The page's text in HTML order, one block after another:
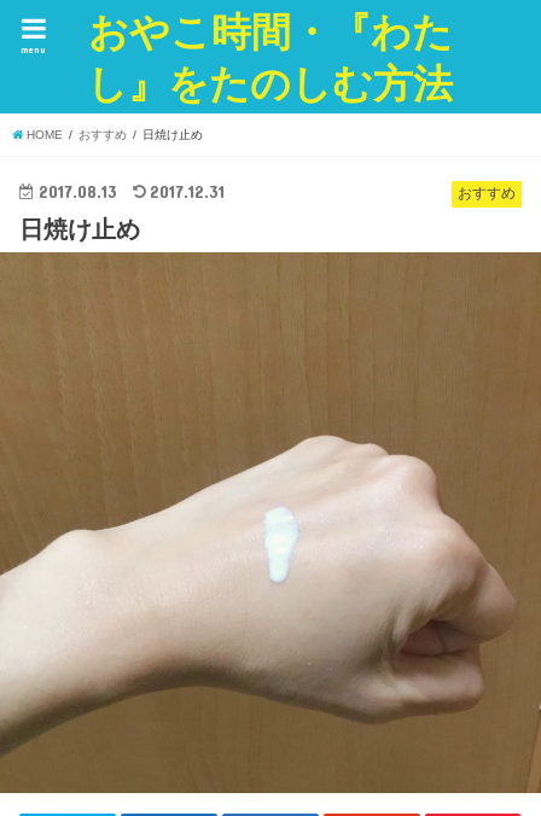
おやこ時間・『わた
し』をたのしむ方法
menu
HOME おすすめ 日焼け止め
おすすめ
2017.08.13 2017.12.31
日焼け止め